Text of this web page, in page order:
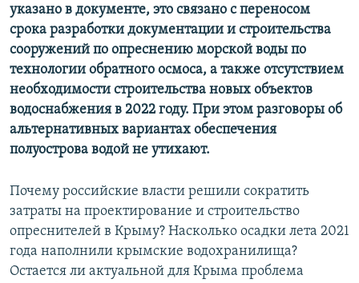
указано в документе, это связано с переносом
срока разработки документации и строительства
сооружений по опреснению морской воды по
технологии обратного осмоса, а также отсутствием
необходимости строительства новых объектов
водоснабжения в 2022 году. При этом разговоры об
альтернативных вариантах обеспечения
полуострова водой не утихают.
Почему российские власти решили сократить
затраты на проектирование и строительство
опреснителей в Крыму? Насколько осадки лета 2021
года наполнили крымские водохранилища?
Остается ли актуальной для Крыма проблема